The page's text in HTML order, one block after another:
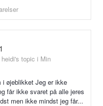
topic i Min
i øjeblikket Jeg er ikke
får ikke svaret på alle jeres
men ikke mindst jeg får...